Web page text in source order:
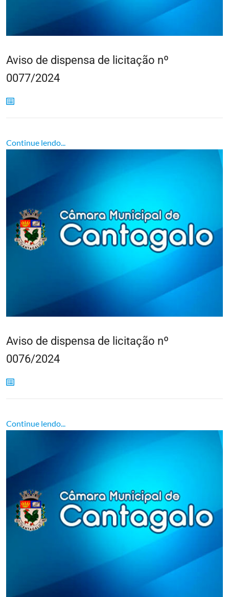
Aviso de dispensa de licitação nº
0077/2024
Continue lendo...
Aviso de dispensa de licitação nº
0076/2024
Continue lendo...